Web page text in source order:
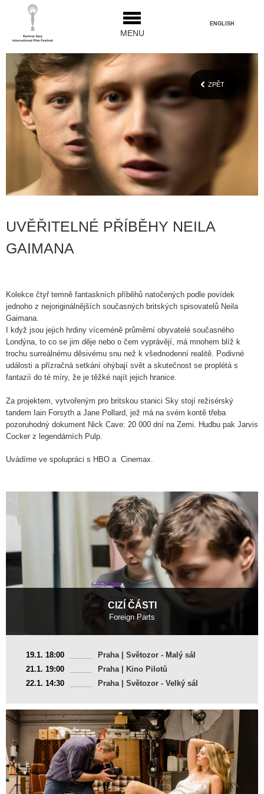
MENU
ENGLISH
ZPĚT
UVĚŘITELNÉ PŘÍBĚHY NEILA
GAIMANA
Kolekce čtyř temně fantaskních příběhů natočených podle povídek
jednoho z nejoriginálnějších současných britských spisovatelů Neila
Gaimana.
I když jsou jejich hrdiny víceméně průměrní obyvatelé současného
Londýna, to co se jim děje nebo o čem vyprávějí, má mnohem blíž k
trochu surreálnému děsivému snu než k všednodenní realitě. Podivné
události a přízračná setkání ohýbají svět a skutečnost se proplétá s
fantazií do té míry, že je těžké najít jejich hranice.
Za projektem, vytvořeným pro britskou stanici Sky stojí režisérský
tandem Iain Forsyth a Jane Pollard, jež má na svém kontě třeba
pozoruhodný dokument Nick Cave: 20 000 dní na Zemi. Hudbu pak Jarvis
Cocker z legendárních Pulp.
Uvádíme ve spolupráci s HBO a Cinemax.
CIZÍ ČÁSTI
Foreign Parts
2016, 23 min
Režie:Iain Forsyth, Jane Pollard
19.1. 18:00
Praha | Světozor - Malý sál
21.1. 19:00
Praha | Kino Pilotů
22.1. 14:30
Praha | Světozor - Velký sál